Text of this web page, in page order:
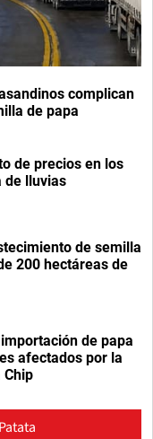
complican
de papa
de precios en los
de lluvias
de semilla
200 hectáreas de
de papa
afectados por la